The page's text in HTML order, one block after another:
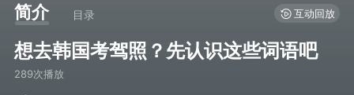
简介 目录 互动回放
想去韩国考驾照？先认识这些词语吧
289次播放